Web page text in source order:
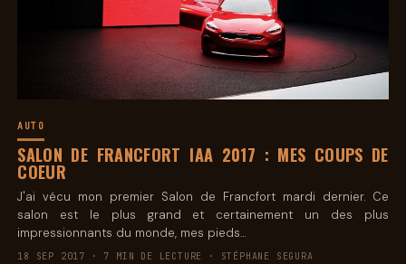
AUTO
SALON DE FRANCFORT IAA 2017 : MES COUPS DE
COEUR
J'ai vécu mon premier Salon de Francfort mardi dernier. Ce
salon est le plus grand et certainement un des plus
impressionnants du monde, mes pieds…
18 SEP 2017 · 7 MIN DE LECTURE · STÉPHANE SEGURA